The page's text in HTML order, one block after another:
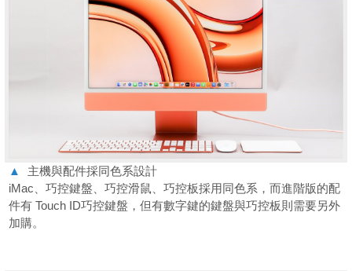
▲
主機與配件採同色系設計
iMac、巧控鍵盤、巧控滑鼠、巧控板採用同色系，而進階版的配
件有 Touch ID巧控鍵盤，但有數字鍵的鍵盤與巧控板則需要另外
加購。